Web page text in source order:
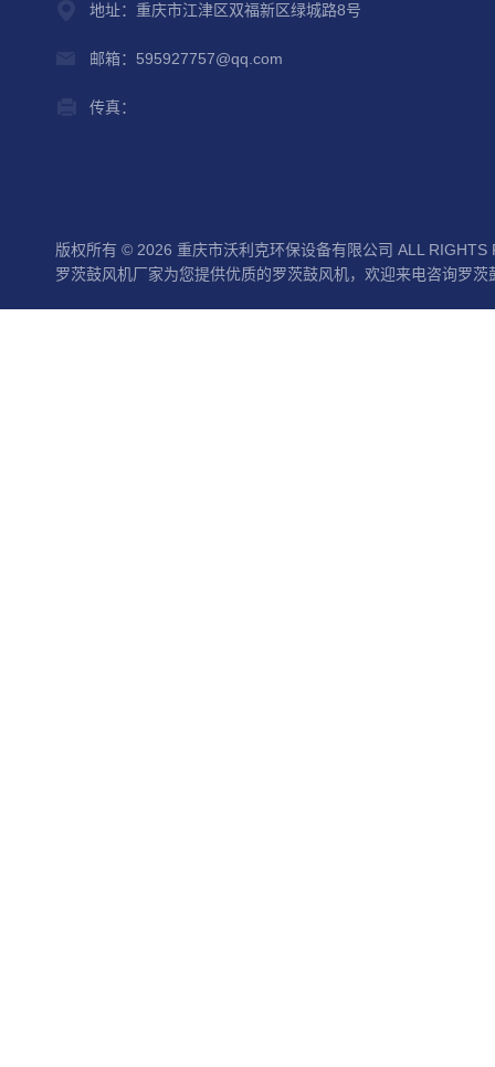
地址：重庆市江津区双福新区绿城路8号
邮箱：595927757@qq.com
传真：
版权所有 © 2026 重庆市沃利克环保设备有限公司 ALL RIGHTS
罗茨鼓风机厂家为您提供优质的罗茨鼓风机，欢迎来电咨询罗茨